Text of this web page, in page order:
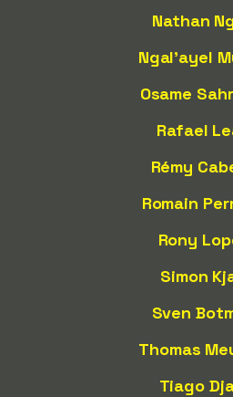
Nathan
Ngal'ayel
Osame
Rafael
Rémy
Romain
Rony
Simon
Sven
Thomas
Tiago